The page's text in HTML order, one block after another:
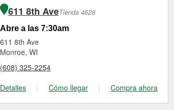
611 8th AveTienda 4628
Abre a las 7:30am
611 8th Ave
Monroe, WI
(608) 325-2254
Detalles
| Cómo llegar | Compra ahora